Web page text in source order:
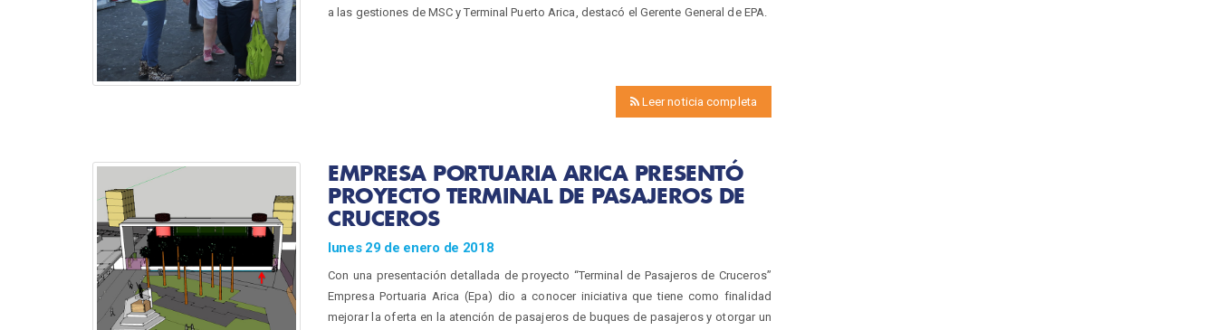
a las gestiones de MSC y Terminal Puerto Arica, destacó el Gerente General de EPA.
Leer noticia completa
EMPRESA PORTUARIA ARICA PRESENTÓ
PROYECTO TERMINAL DE PASAJEROS DE
CRUCEROS
lunes 29 de enero de 2018
Con una presentación detallada de proyecto “Terminal de Pasajeros de Cruceros”
Empresa Portuaria Arica (Epa) dio a conocer iniciativa que tiene como finalidad
mejorar la oferta en la atención de pasajeros de buques de pasajeros y otorgar un